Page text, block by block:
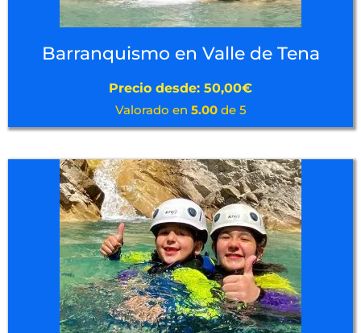
Barranquismo en Valle de Tena
Precio desde: 50,00€
Valorado en 5.00de 5